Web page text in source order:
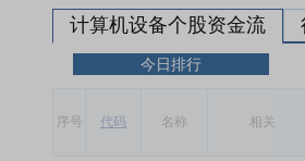
计算机设备个股资金流
今日排行
序号 代码 名称 相关